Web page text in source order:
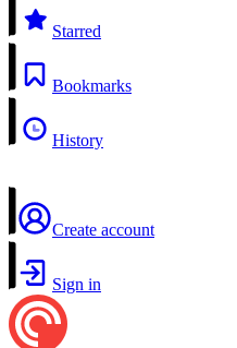
Starred
Bookmarks
History
Create account
Sign in